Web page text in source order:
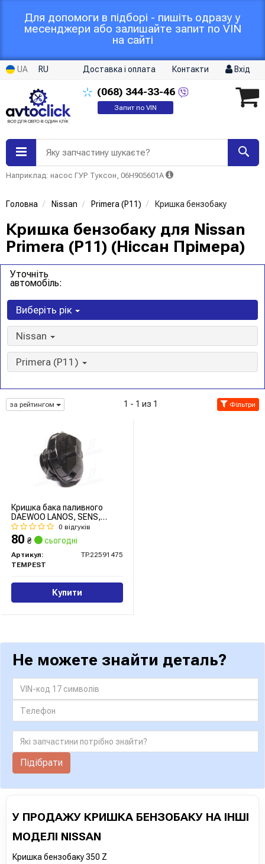
Для допомоги в підборі - пишіть одразу у
месенджери або залишайте запит по VIN
на сайті
UA RU Доставка і оплата Контакти Вхід
(068) 344-33-46
Запит по VIN
Яку запчастину шукаєте?
Наприклад: насос ГУР Туксон, 06H905601A
Головна Nissan Primera (P11) Кришка бензобаку
Кришка бензобаку для Nissan
Primera (P11) (Ніссан Прімера)
Уточніть
автомобіль:
Виберіть рік
Nissan
Primera (P11)
за рейтингом 1 - 1 из 1 Фільтри
Кришка бака паливного
DAEWOO LANOS, SENS,
NEXIA, AVEO (TEMPEST)
0 відгуків
80 ₴ сьогодні
Артикул:
TP.22591475
TEMPEST
Купити
Не можете знайти деталь?
Підібрати
У ПРОДАЖУ КРИШКА БЕНЗОБАКУ НА ІНШІ
МОДЕЛІ NISSAN
Кришка бензобаку 350 Z